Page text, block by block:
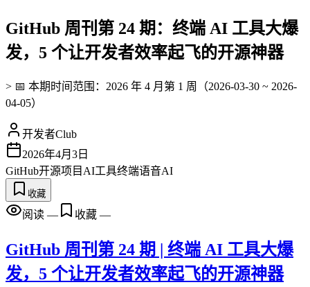
GitHub 周刊第 24 期：终端 AI 工具大爆
发，5 个让开发者效率起飞的开源神器
> 📅 本期时间范围：2026 年 4 月第 1 周（2026-03-30 ~ 2026-
04-05）
开发者Club
2026年4月3日
GitHub开源项目 AI工具终端语音AI
收藏
阅读 — 收藏 —
GitHub 周刊第 24 期 | 终端 AI 工具大爆
发，5 个让开发者效率起飞的开源神器